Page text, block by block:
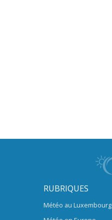
RUBRIQUES
Météo au Luxembourg